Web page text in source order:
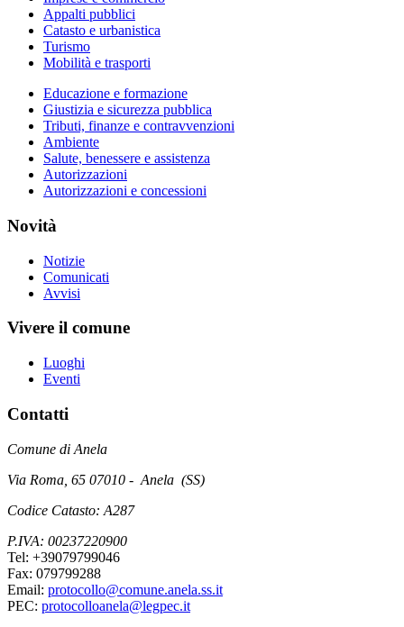
Appalti pubblici
Catasto e urbanistica
Turismo
Mobilità e trasporti
Educazione e formazione
Giustizia e sicurezza pubblica
Tributi, finanze e contravvenzioni
Ambiente
Salute, benessere e assistenza
Autorizzazioni
Autorizzazioni e concessioni
Novità
Notizie
Comunicati
Avvisi
Vivere il comune
Luoghi
Eventi
Contatti
Comune di Anela
Via Roma, 65 07010 - Anela (SS)
Codice Catasto: A287
P.IVA: 00237220900
Tel: +39079799046
Fax: 079799288
Email: protocollo@comune.anela.ss.it
PEC: protocolloanela@legpec.it